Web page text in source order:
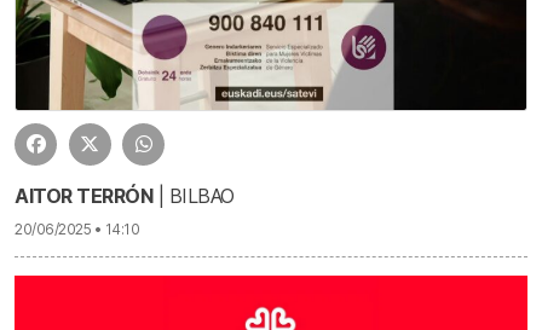
AITOR TERRÓN| BILBAO
20/06/2025 • 14:10